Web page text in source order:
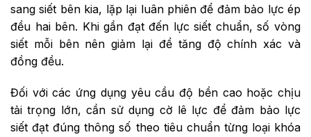
sang siết bên kia, lặp lại luân phiên để đảm bảo lực ép
đều hai bên. Khi gần đạt đến lực siết chuẩn, số vòng
siết mỗi bên nên giảm lại để tăng độ chính xác và
đồng đều.
Đối với các ứng dụng yêu cầu độ bền cao hoặc chịu
tải trọng lớn, cần sử dụng cờ lê lực để đảm bảo lực
siết đạt đúng thông số theo tiêu chuẩn từng loại khóa